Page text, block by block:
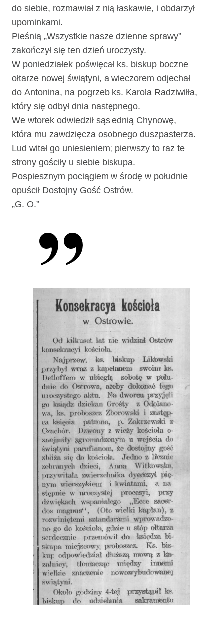
do siebie, rozmawiał z nią łaskawie, i obdarzył
upominkami.
Pieśnią „Wszystkie nasze dzienne sprawy”
zakończył się ten dzień uroczysty.
W poniedziałek poświęcał ks. biskup boczne
ołtarze nowej świątyni, a wieczorem odjechał
do Antonina, na pogrzeb ks. Karola Radziwiłła,
który się odbył dnia następnego.
We wtorek odwiedził sąsiednią Chynowę,
która mu zawdzięcza osobnego duszpasterza.
Lud witał go uniesieniem; pierwszy to raz te
strony gościły u siebie biskupa.
Pospiesznym pociągiem w środę w południe
opuścił Dostojny Gość Ostrów.
„G. O.”